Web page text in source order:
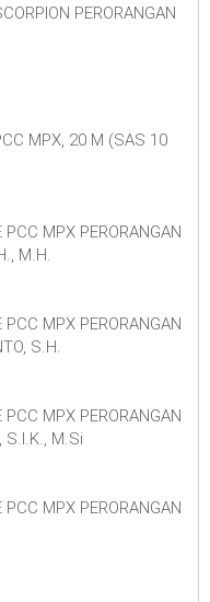
PERORANGAN
MPX, 20 M (SAS 10
MPX PERORANGAN
M.H.
MPX PERORANGAN
S.H.
MPX PERORANGAN
S.I.K., M.Si
MPX PERORANGAN